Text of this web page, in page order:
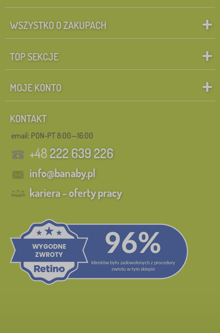
WSZYSTKO O ZAKUPACH
TOP SEKCJE
MOJE KONTO
KONTAKT
email: PON-PT 8:00—16:00
+48222 639 226
info@banaby.pl
kariera - oferty pracy